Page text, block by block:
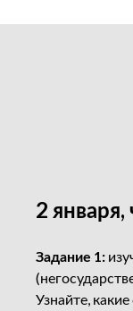
2 января,
Задание 1:
Узнайте,